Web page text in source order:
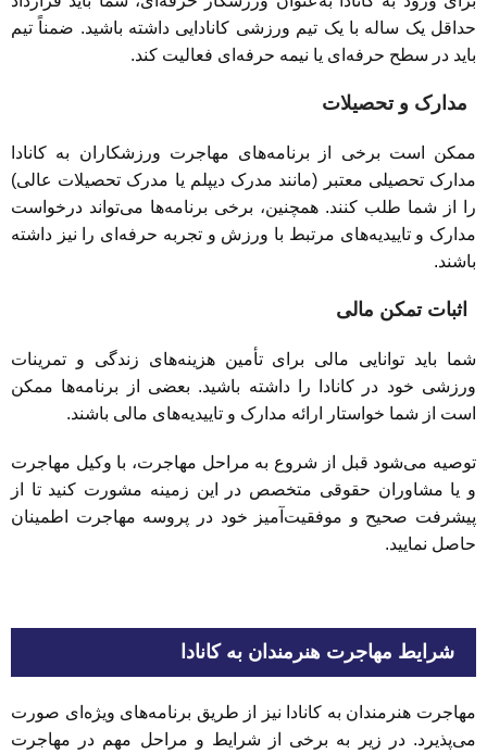
حداقل یک ساله با یک تیم ورزشی کانادایی داشته باشید. ضمناً تیم
باید در سطح حرفه‌ای یا نیمه حرفه‌ای فعالیت کند.
مدارک و تحصیلات
ممکن است برخی از برنامه‌های مهاجرت ورزشکاران به کانادا
مدارک تحصیلی معتبر (مانند مدرک دیپلم یا مدرک تحصیلات عالی)
را از شما طلب کنند. همچنین، برخی برنامه‌ها می‌تواند درخواست
مدارک و تاییدیه‌های مرتبط با ورزش و تجربه حرفه‌ای را نیز داشته
باشند.
اثبات تمکن مالی
شما باید توانایی مالی برای تأمین هزینه‌های زندگی و تمرینات
ورزشی خود در کانادا را داشته باشید. بعضی از برنامه‌ها ممکن
است از شما خواستار ارائه مدارک و تاییدیه‌های مالی باشند.
توصیه می‌شود قبل از شروع به مراحل مهاجرت، با وکیل مهاجرت
و یا مشاوران حقوقی متخصص در این زمینه مشورت کنید تا از
پیشرفت صحیح و موفقیت‌آمیز خود در پروسه مهاجرت اطمینان
حاصل نمایید.
شرایط مهاجرت هنرمندان به کانادا
مهاجرت هنرمندان به کانادا نیز از طریق برنامه‌های ویژه‌ای صورت
می‌پذیرد. در زیر به برخی از شرایط و مراحل مهم در مهاجرت